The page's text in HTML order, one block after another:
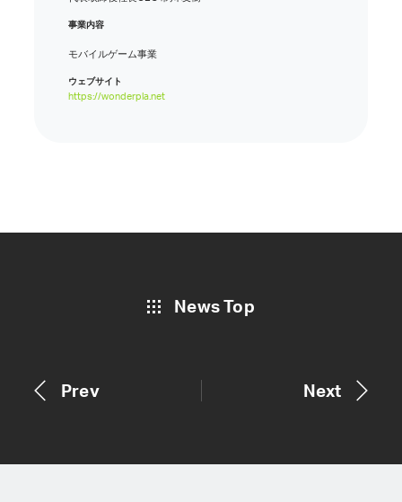
事業内容
モバイルゲーム事業
ウェブサイト
https://wonderpla.net
News Top
Prev Next